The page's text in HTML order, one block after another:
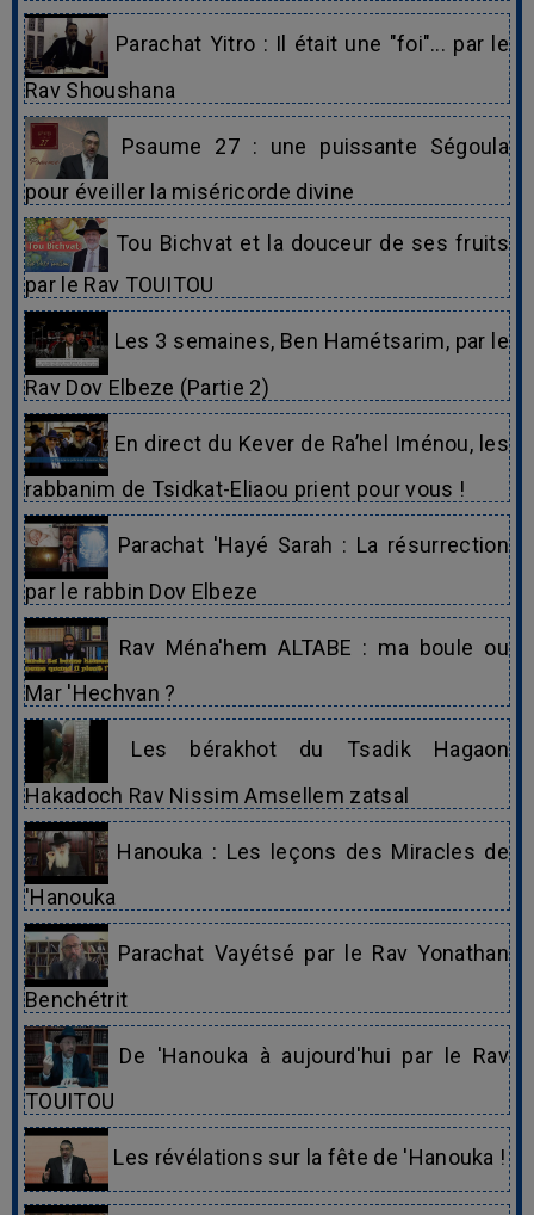
Parachat Yitro : Il était une "foi"... par le
Rav Shoushana
Psaume 27 : une puissante Ségoula
pour éveiller la miséricorde divine
Tou Bichvat et la douceur de ses fruits
par le Rav TOUITOU
Les 3 semaines, Ben Hamétsarim, par le
Rav Dov Elbeze (Partie 2)
En direct du Kever de Ra’hel Iménou, les
rabbanim de Tsidkat-Eliaou prient pour vous !
Parachat 'Hayé Sarah : La résurrection
par le rabbin Dov Elbeze
Rav Ména'hem ALTABE : ma boule ou
Mar 'Hechvan ?
Les bérakhot du Tsadik Hagaon
Hakadoch Rav Nissim Amsellem zatsal
Hanouka : Les leçons des Miracles de
'Hanouka
Parachat Vayétsé par le Rav Yonathan
Benchétrit
De 'Hanouka à aujourd'hui par le Rav
TOUITOU
Les révélations sur la fête de 'Hanouka !